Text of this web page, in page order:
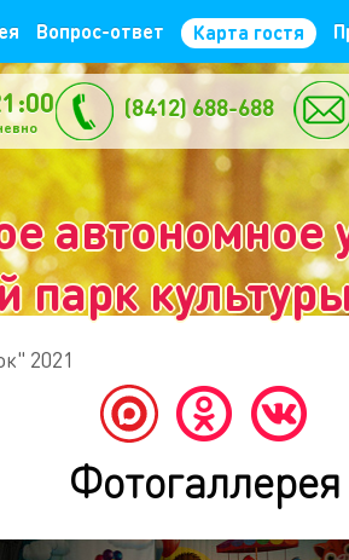
Вопрос-ответ Карта гостя
автономное
(8412) 688-688
2021
Фотогаллерея